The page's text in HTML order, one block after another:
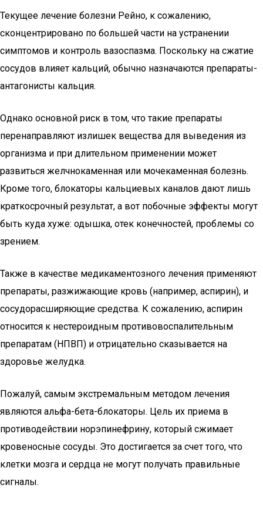
Текущее лечение болезни Рейно, к сожалению,
сконцентрировано по большей части на устранении
симптомов и контроль вазоспазма. Поскольку на сжатие
сосудов влияет кальций, обычно назначаются препараты-
антагонисты кальция.
Однако основной риск в том, что такие препараты
перенаправляют излишек вещества для выведения из
организма и при длительном применении может
развиться желчнокаменная или мочекаменная болезнь.
Кроме того, блокаторы кальциевых каналов дают лишь
краткосрочный результат, а вот побочные эффекты могут
быть куда хуже: одышка, отек конечностей, проблемы со
зрением.
Также в качестве медикаментозного лечения применяют
препараты, разжижающие кровь (например, аспирин), и
сосудорасширяющие средства. К сожалению, аспирин
относится к нестероидным противовоспалительным
препаратам (НПВП) и отрицательно сказывается на
здоровье желудка.
Пожалуй, самым экстремальным методом лечения
являются альфа-бета-блокаторы. Цель их приема в
противодействии норэпинефрину, который сжимает
кровеносные сосуды. Это достигается за счет того, что
клетки мозга и сердца не могут получать правильные
сигналы.